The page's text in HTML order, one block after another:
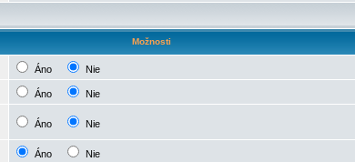
Možnosti
Áno Nie
Áno
Nie
Áno Nie
Áno
Nie